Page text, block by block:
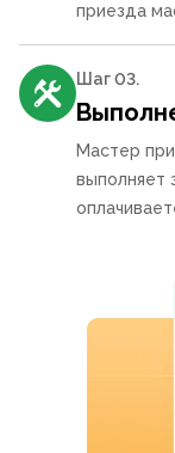
приезда
Шаг 03.
Мастер
выполняет